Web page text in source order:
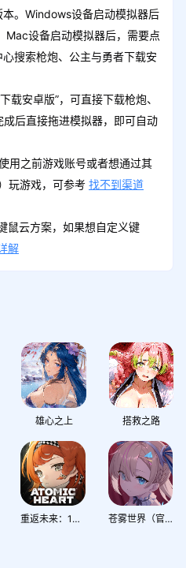
。Windows设备启动模拟器后
Mac设备启动模拟器后，需要点
搜索枪炮、公主与勇者下载安
安卓版”，可直接下载枪炮、
后直接拖进模拟器，即可自动
用之前游戏账号或者想通过其
玩游戏，可参考 找不到渠道
鼠云方案，如果想自定义键
解
雄心之上 搭救之路
重返未来：1999 苍雾世界（官服双端互通，必得千抽）